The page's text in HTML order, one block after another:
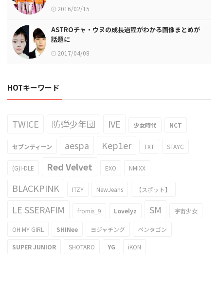
2016/02/15
ASTROチャ・ウヌの成長過程がわかる画像まとめが
話題に
2017/04/08
HOTキーワード
TWICE 防弾少年団 IVE 少女時代 NCT
セブンティーン aespa Kep1er TXT STAYC
(G)I-DLE Red Velvet EXO NMIXX
BLACKPINK ITZY NewJeans 【スポット】
LE SSERAFIM fromis_9 Lovelyz SM 宇宙少女
OH MY GIRL SHINee ヨジャチング ペンタゴン
SUPER JUNIOR SHOTARO YG iKON